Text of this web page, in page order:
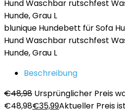
blunique Hundebett für Sofa
Hund Waschbar rutschfest
Hunde, Grau L
Beschreibung
€48,98 Ursprünglicher Preis
€48,98€35,99Aktueller Preis